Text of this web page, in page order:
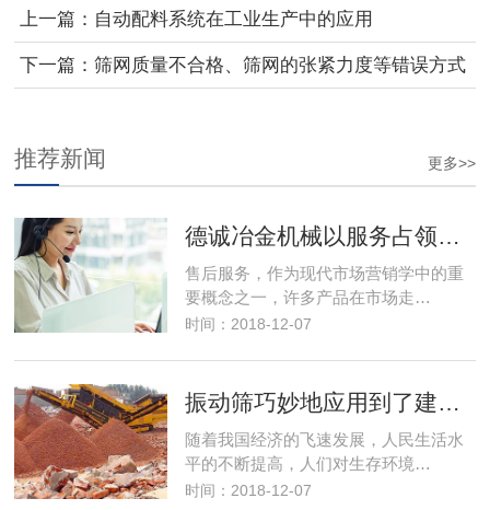
上一篇：自动配料系统在工业生产中的应用
下一篇：筛网质量不合格、筛网的张紧力度等错误方式
更多>>
推荐新闻
售后服务，作为现代市场营销学中的重
要概念之一，许多产品在市场走…
时间：2018-12-07
随着我国经济的飞速发展，人民生活水
平的不断提高，人们对生存环境…
时间：2018-12-07